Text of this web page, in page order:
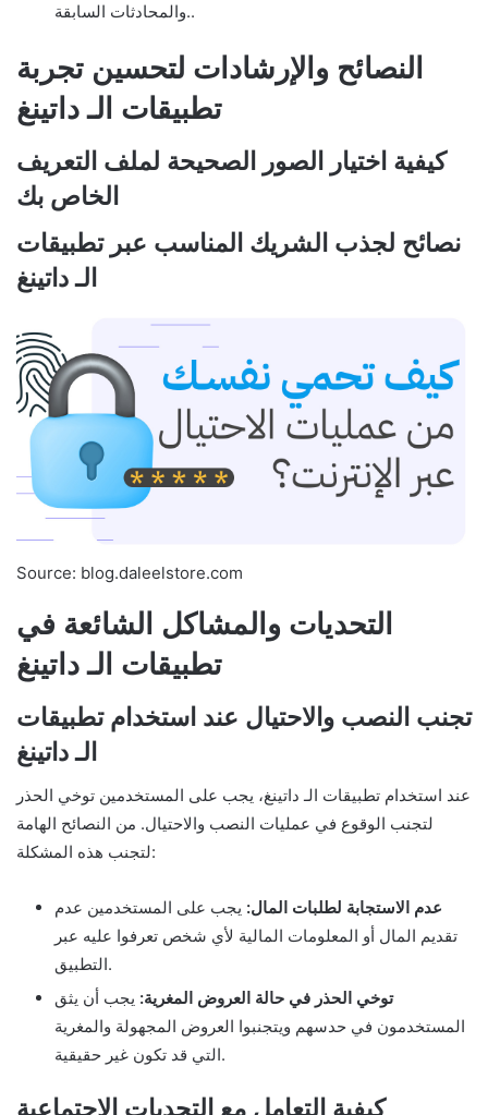
والمحادثات السابقة..
النصائح والإرشادات لتحسين تجربة
تطبيقات الـ داتينغ
كيفية اختيار الصور الصحيحة لملف التعريف
الخاص بك
نصائح لجذب الشريك المناسب عبر تطبيقات
الـ داتينغ
Source: blog.daleelstore.com
التحديات والمشاكل الشائعة في
تطبيقات الـ داتينغ
تجنب النصب والاحتيال عند استخدام تطبيقات
الـ داتينغ
عند استخدام تطبيقات الـ داتينغ، يجب على المستخدمين توخي الحذر
لتجنب الوقوع في عمليات النصب والاحتيال. من النصائح الهامة
لتجنب هذه المشكلة:
عدم الاستجابة لطلبات المال: يجب على المستخدمين عدم
تقديم المال أو المعلومات المالية لأي شخص تعرفوا عليه عبر
التطبيق.
توخي الحذر في حالة العروض المغرية: يجب أن يثق
المستخدمون في حدسهم ويتجنبوا العروض المجهولة والمغرية
التي قد تكون غير حقيقية.